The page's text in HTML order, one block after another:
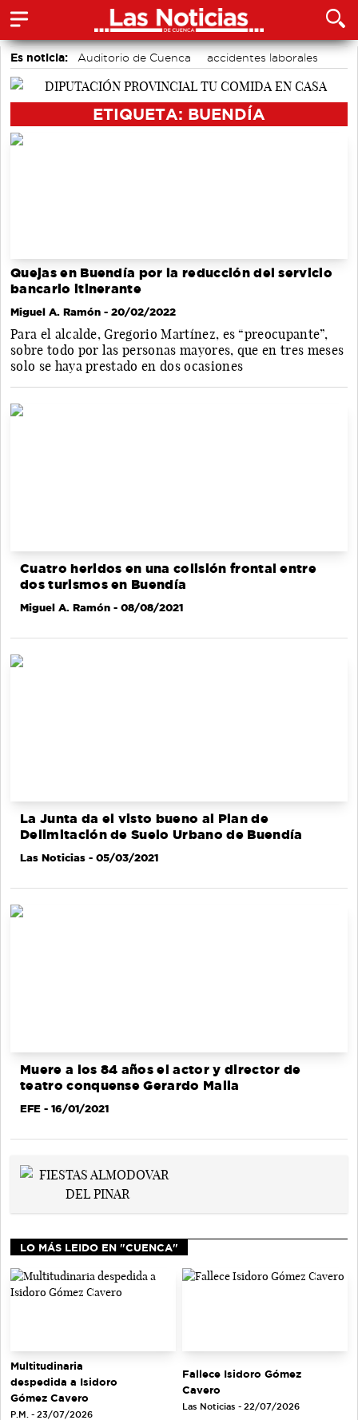
Es noticia: Auditorio de Cuenca
accidentes laborales
Motor
Medio Ambiente
Área de DeportesETIQUETA: BUENDÍA
Quejas en Buendía por la reducción del servicio
bancario itinerante
Miguel A. Ramón - 20/02/2022
Para el alcalde, Gregorio Martínez, es “preocupante”,
sobre todo por las personas mayores, que en tres meses
solo se haya prestado en dos ocasiones
Cuatro heridos en una colisión frontal entre
dos turismos en Buendía
Miguel A. Ramón - 08/08/2021
La Junta da el visto bueno al Plan de
Delimitación de Suelo Urbano de Buendía
Las Noticias - 05/03/2021
Muere a los 84 años el actor y director de
teatro conquense Gerardo Malla
EFE - 16/01/2021
LO MÁS LEIDO EN "CUENCA"
Multitudinaria
despedida a Isidoro
Gómez Cavero
P.M. - 23/07/2026
Fallece Isidoro Gómez
Cavero
Las Noticias - 22/07/2026